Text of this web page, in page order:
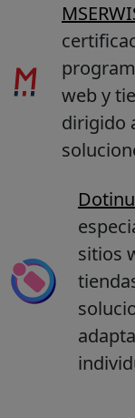
web y
dirigido
sitios